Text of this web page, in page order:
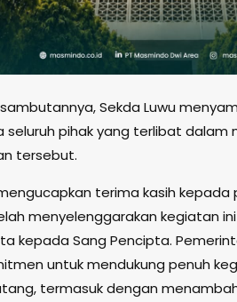
Sekda Luwu
seluruh pihak yang terlibat dalam
tersebut.
terima kasih kepada
menyelenggarakan kegiatan
kepada Sang Pencipta.
untuk mendukung penuh
termasuk dengan